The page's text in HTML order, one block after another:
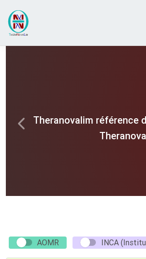
Theranovalim référence
Previous
AOMR INCA